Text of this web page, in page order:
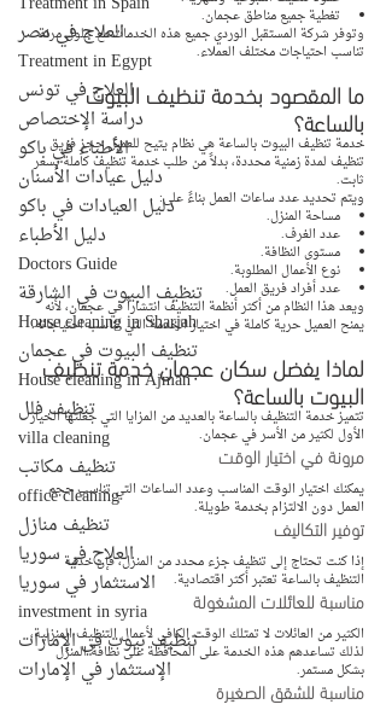
العلاج في مصر
Treatment in Egypt
العلاج في تونس
دراسة الإختصاص
الأطباء في باكو
دليل عيادات الأسنان
دليل العيادات في باكو
دليل الأطباء
Doctors Guide
تنظيف البيوت في الشارقة
House cleaning in Sharjah
تنظيف البيوت في عجمان
House cleaning in Ajman
تنظيف فلل
villa cleaning
تنظيف مكاتب
office cleaning
تنظيف منازل
العلاج في سوريا
الاستثمار في سوريا
investment in syria
تنظيف بيوت في الإمارات
الإستثمار في الإمارات
تغطية جميع مناطق عجمان.
وتوفر شركة المستقبل الوردي جميع هذه الخدمات مع حلول مرنة
تناسب احتياجات مختلف العملاء.
ما المقصود بخدمة تنظيف البيوت
بالساعة؟
خدمة تنظيف البيوت بالساعة هي نظام يتيح للعميل حجز فريق
تنظيف لمدة زمنية محددة، بدلاً من طلب خدمة تنظيف كاملة بسعر
ثابت.
ويتم تحديد عدد ساعات العمل بناءً على:
مساحة المنزل.
عدد الغرف.
مستوى النظافة.
نوع الأعمال المطلوبة.
عدد أفراد فريق العمل.
ويعد هذا النظام من أكثر أنظمة التنظيف انتشاراً في عجمان، لأنه
يمنح العميل حرية كاملة في اختيار الخدمة التي تناسب احتياجاته.
لماذا يفضل سكان عجمان خدمة تنظيف
البيوت بالساعة؟
تتميز خدمة التنظيف بالساعة بالعديد من المزايا التي جعلتها الخيار
الأول لكثير من الأسر في عجمان.
مرونة في اختيار الوقت
يمكنك اختيار الوقت المناسب وعدد الساعات التي تناسب حجم
العمل دون الالتزام بخدمة طويلة.
توفير التكاليف
إذا كنت تحتاج إلى تنظيف جزء محدد من المنزل، فإن خدمة
التنظيف بالساعة تعتبر أكثر اقتصادية.
مناسبة للعائلات المشغولة
الكثير من العائلات لا تمتلك الوقت الكافي لأعمال التنظيف المنزلية،
لذلك تساعدهم هذه الخدمة على المحافظة على نظافة المنزل
بشكل مستمر.
مناسبة للشقق الصغيرة